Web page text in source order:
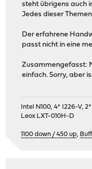
steht übrigens auch
Jedes dieser
Der erfahrene
passt nicht in eine
Zusammengefasst:
einfach. Sorry, aber
Intel N100, 4* I226-V,
Leox LXT-010H-D
1100 down / 450 up,